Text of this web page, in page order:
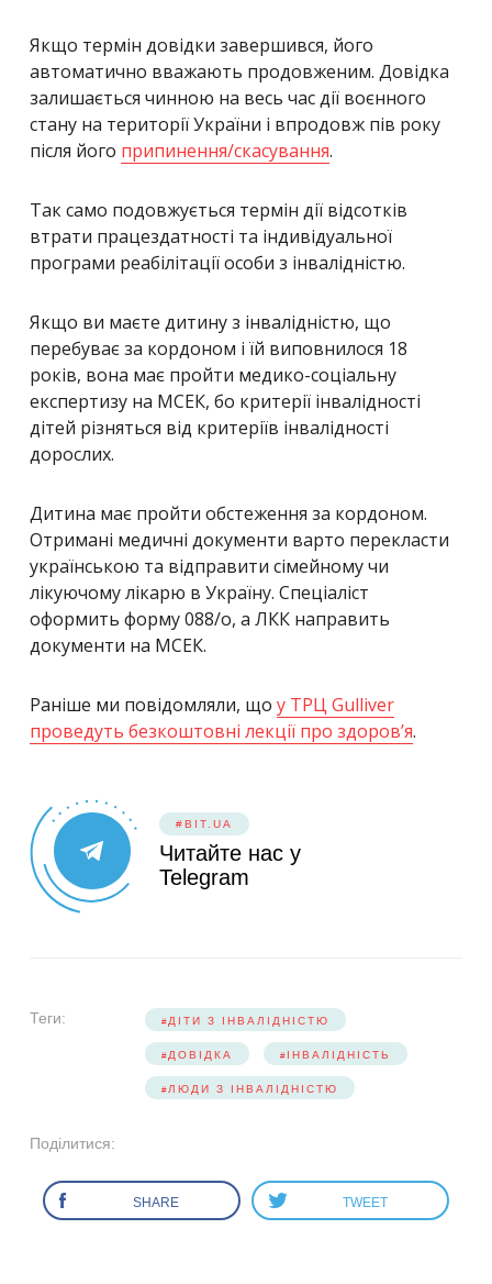
Якщо термін довідки завершився, його
автоматично вважають продовженим. Довідка
залишається чинною на весь час дії воєнного
стану на території України і впродовж пів року
після його припинення/скасування.
Так само подовжується термін дії відсотків
втрати працездатності та індивідуальної
програми реабілітації особи з інвалідністю.
Якщо ви маєте дитину з інвалідністю, що
перебуває за кордоном і їй виповнилося 18
років, вона має пройти медико-соціальну
експертизу на МСЕК, бо критерії інвалідності
дітей різняться від критеріїв інвалідності
дорослих.
Дитина має пройти обстеження за кордоном.
Отримані медичні документи варто перекласти
українською та відправити сімейному чи
лікуючому лікарю в Україну. Спеціаліст
оформить форму 088/о, а ЛКК направить
документи на МСЕК.
Раніше ми повідомляли, що у ТРЦ Gulliver
проведуть безкоштовні лекції про здоров’я.
#BIT.UA
Читайте нас у
Telegram
Теги: ДІТИ З ІНВАЛІДНІСТЮ
ДОВІДКА ІНВАЛІДНІСТЬ
ЛЮДИ З ІНВАЛІДНІСТЮ
Поділитися:
SHARE TWEET